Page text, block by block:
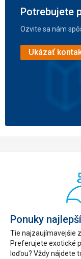
Potrebujete
Ozvite sa nám
Ukázať
Ponuky
Tie najzaujímavejšie
Preferujete exotické
loďou? Vždy nájdete